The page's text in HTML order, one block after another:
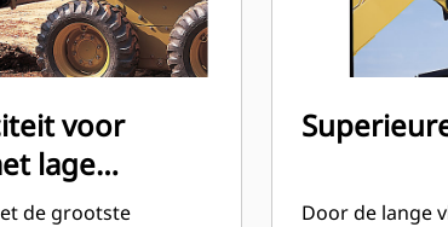
voor
lage
de grootste
Door de lange